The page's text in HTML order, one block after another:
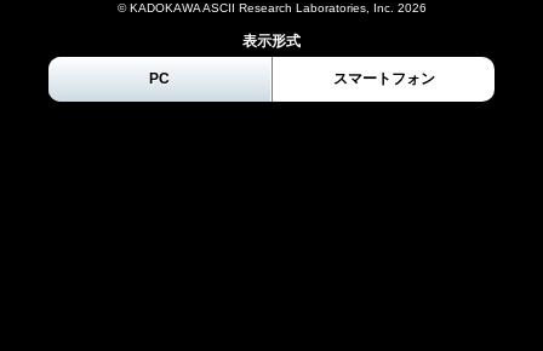
© KADOKAWA ASCII Research Laboratories, Inc. 2026
表示形式
PC スマートフォン